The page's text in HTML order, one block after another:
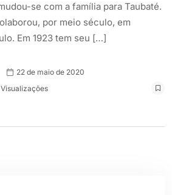
se com a família para Taubaté.
por meio século, em
Em 1923 tem seu […]
22 de maio de 2020
Visualizações